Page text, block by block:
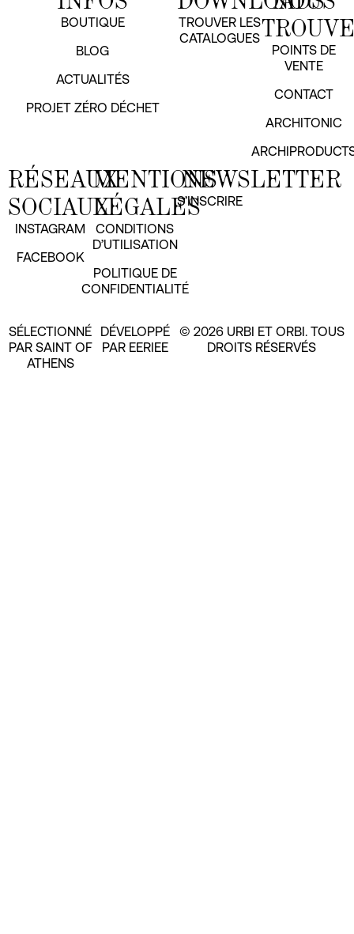
BOUTIQUE
BLOG
ACTUALITÉS
PROJET ZÉRO DÉCHET
TROUVER LES
CATALOGUES
POINTS DE
VENTE
CONTACT
ARCHITONIC
NEWSLETTER
S’INSCRIRE
MENTIONS
LÉGALES
CONDITIONS
D’UTILISATION
POLITIQUE DE
CONFIDENTIALITÉ
RÉSEAUX
SOCIAUX
INSTAGRAM
FACEBOOK
© 2026 URBI ET ORBI. TOUS
DROITS RÉSERVÉS
SÉLECTIONNÉ
PAR SAINT OF
ATHENS
DÉVELOPPÉ
PAR EERIEE